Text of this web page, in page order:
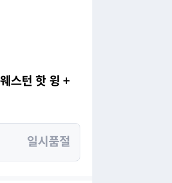
스턴 핫 윙 +
일시품절